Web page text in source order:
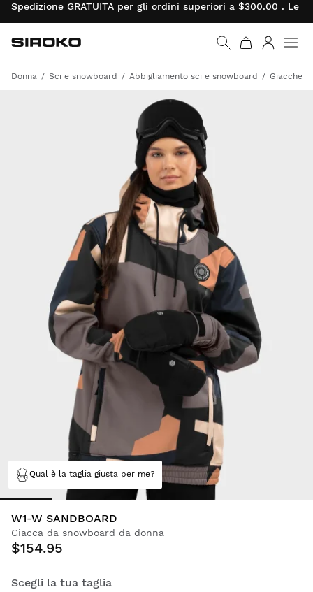
Spedizione GRATUITA per gli ordini superiori a $300.00 .
Vai alla home page
Siroko.com
Donna Sci e snowboard Abbigliamento sci e snowboard Giacche
Qual è la taglia giusta per me?
W1-W SANDBOARD
Giacca da snowboard da donna
$154.95
Scegli la tua taglia